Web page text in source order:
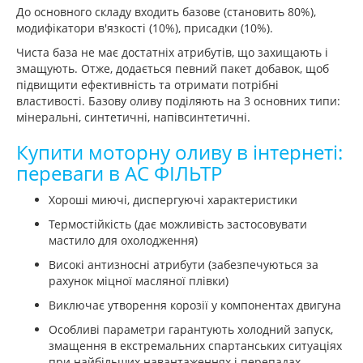
До основного складу входить базове (становить 80%),
модифікатори в'язкості (10%), присадки (10%).
Чиста база не має достатніх атрибутів, що захищають і
змащують. Отже, додається певний пакет добавок, щоб
підвищити ефективність та отримати потрібні
властивості. Базову оливу поділяють на 3 основних типи:
мінеральні, синтетичні, напівсинтетичні.
Купити моторну оливу в інтернеті:
переваги в АС ФІЛЬТР
Хороші миючі, диспергуючі характеристики
Термостійкість (дає можливість застосовувати
мастило для охолодження)
Високі антизносні атрибути (забезпечуються за
рахунок міцної масляної плівки)
Виключає утворення корозії у компонентах двигуна
Особливі параметри гарантують холодний запуск,
змащення в екстремальних спартанських ситуаціях